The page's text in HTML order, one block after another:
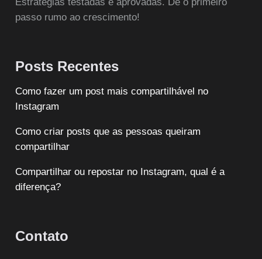
passo rumo ao crescimento!
Posts Recentes
Como fazer um post mais compartilhável no
Instagram
Como criar posts que as pessoas queiram
compartilhar
Compartilhar ou repostar no Instagram, qual é a
diferença?
Contato